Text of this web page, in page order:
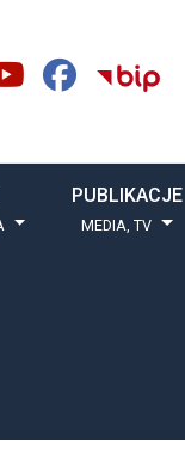
ustawień
BIP
PUBLIKACJE
MEDIA, TV